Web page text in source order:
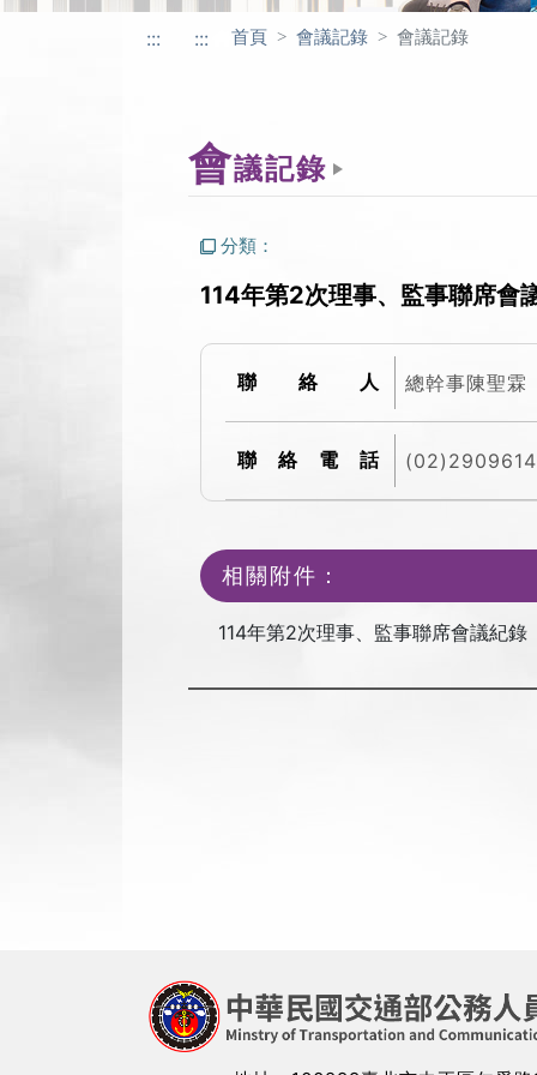
::: ::: 首頁 會議記錄 會議記錄
會議記錄
分類：
114年第2次理事、監事聯席會
聯絡人 總幹事陳聖霖
聯絡電話
相關附件：
114年第2次理事、監事聯席會議紀錄